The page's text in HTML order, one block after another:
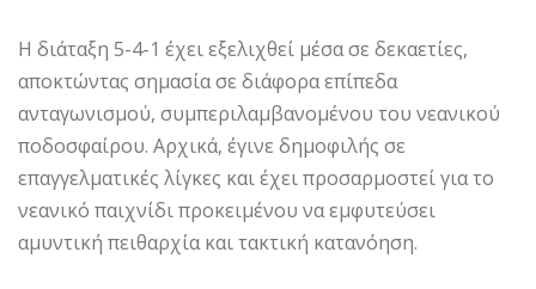
Η διάταξη 5-4-1 έχει εξελιχθεί μέσα σε δεκαετίες,
αποκτώντας σημασία σε διάφορα επίπεδα
ανταγωνισμού, συμπεριλαμβανομένου του νεανικού
ποδοσφαίρου. Αρχικά, έγινε δημοφιλής σε
επαγγελματικές λίγκες και έχει προσαρμοστεί για το
νεανικό παιχνίδι προκειμένου να εμφυτεύσει
αμυντική πειθαρχία και τακτική κατανόηση.